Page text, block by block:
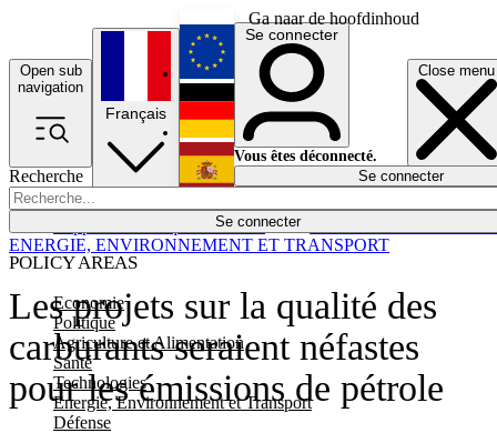
Ga naar de hoofdinhoud
Open sub
navigation
Close menu
Recherche
Se connecter
POLICY AREAS
Economie
Politique
Agriculture et Alimentation
Santé
Technologies
Energie, Environnement et Transport
Défense
Économie
Français
English
Deutsch
Español
Se connecter
Vous êtes déconnecté.
Se connecter
Les projets sur la qualité des
carburants seraient néfastes
pour les émissions de pétrole
ENERGIE, ENVIRONNEMENT ET TRANSPORT